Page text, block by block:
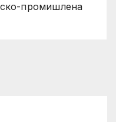
промишлена